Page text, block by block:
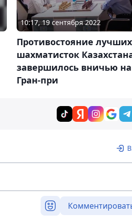
10:17, 19 сентября 2022
Противостояние лучших
шахматисток
завершилось вничью на
Гран-при